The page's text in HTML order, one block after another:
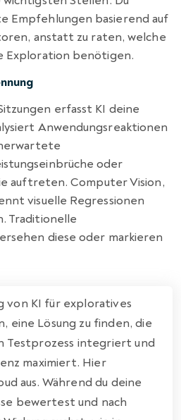
Empfehlungen basierend auf
anstatt zu raten, welche
Exploration benötigen.
erfasst KI deine
Anwendungsreaktionen
oder
auftreten. Computer Vision,
visuelle Regressionen
Traditionelle
diese oder markieren
von KI für exploratives
eine Lösung zu finden, die
Testprozess integriert und
maximiert. Hier
aus. Während du deine
bewertest und nach